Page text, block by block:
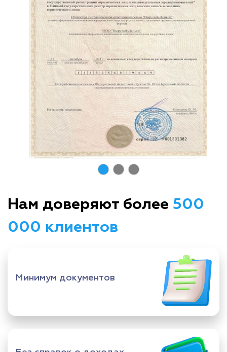
Нам доверяют более 500
000 клиентов
Минимум документов